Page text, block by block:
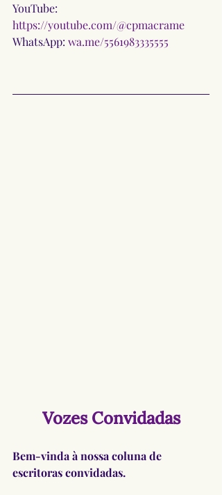
YouTube:
https://youtube.com/@cpmacrame
WhatsApp: wa.me/5561983335555
Vozes Convidadas
Bem-vinda à nossa coluna de
escritoras convidadas.